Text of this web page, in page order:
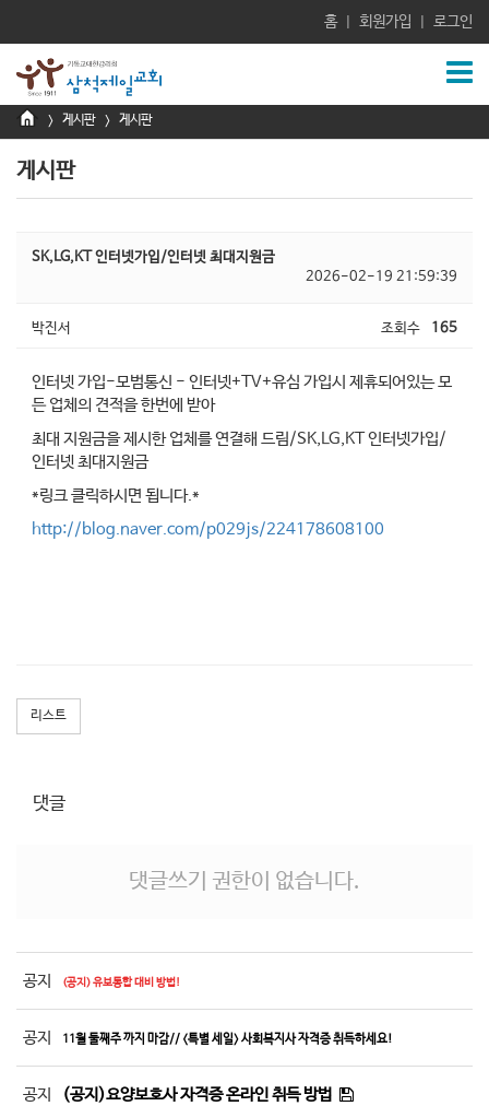
홈 회원가입 로그인
> 게시판 > 게시판
게시판
SK,LG,KT 인터넷가입/인터넷 최대지원금
2026-02-19 21:59:39
박진서 조회수 165
인터넷 가입-모범통신 - 인터넷+TV+유심 가입시 제휴되어있는 모
든 업체의 견적을 한번에 받아
최대 지원금을 제시한 업체를 연결해 드림/SK,LG,KT 인터넷가입/
인터넷 최대지원금
*링크 클릭하시면 됩니다.*
http://blog.naver.com/p029js/224178608100
리스트
댓글
댓글쓰기 권한이 없습니다.
공지 (공지) 유보통합 대비 방법!
공지 11월 둘째주 까지 마감// <특별 세일> 사회복지사 자격증 취득하세요!
공지 (공지)요양보호사 자격증 온라인 취득 방법